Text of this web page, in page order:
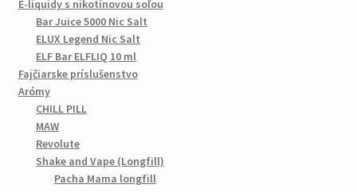
E-liquidy s nikotínovou soľou
Bar Juice 5000 Nic Salt
ELUX Legend Nic Salt
ELF Bar ELFLIQ 10 ml
Fajčiarske príslušenstvo
Arómy
CHILL PILL
MAW
Revolute
Shake and Vape (Longfill)
Pacha Mama longfill